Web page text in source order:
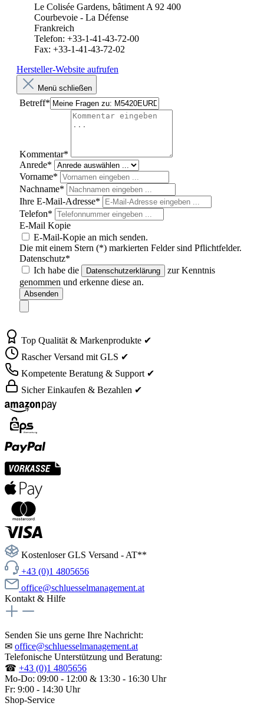
Le Colisée Gardens, bâtiment A 92 400
Courbevoie - La Défense
Frankreich
Telefon: +33-1-41-43-72-00
Fax: +33-1-41-43-72-02
Hersteller-Website aufrufen
Menü schließen
Betreff*
Kommentar*
Anrede*
Vorname*
Nachname*
Ihre E-Mail-Adresse*
Telefon*
E-Mail Kopie
E-Mail-Kopie an mich senden.
Die mit einem Stern (*) markierten Felder sind Pflichtfelder.
Datenschutz*
Ich habe die
Datenschutzerklärung
zur Kenntnis
genommen und erkenne diese an.
Absenden
Top Qualität & Markenprodukte ✔
Rascher Versand mit GLS ✔
Kompetente Beratung & Support ✔
Sicher Einkaufen & Bezahlen ✔
Kostenloser GLS Versand - AT**
+43 (0)1 4805656
office@schluesselmanagement.at
Kontakt & Hilfe
Senden Sie uns gerne Ihre Nachricht:
✉ office@schluesselmanagement.at
Telefonische Unterstützung und Beratung:
☎ +43 (0)1 4805656
Mo-Do: 09:00 - 12:00 & 13:30 - 16:30 Uhr
Fr: 9:00 - 14:30 Uhr
Shop-Service